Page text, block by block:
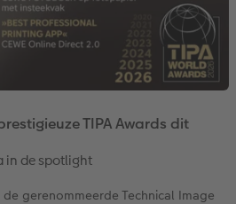
TIPA Awards dit
in de spotlight
gerenommeerde Technical Image